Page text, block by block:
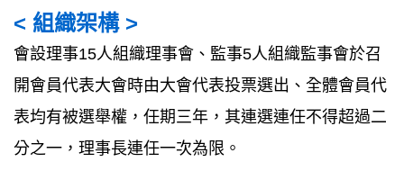
< 組織架構 >
會設理事15人組織理事會、監事5人組織監事會於召
開會員代表大會時由大會代表投票選出、全體會員代
表均有被選舉權，任期三年，其連選連任不得超過二
分之一，理事長連任一次為限。